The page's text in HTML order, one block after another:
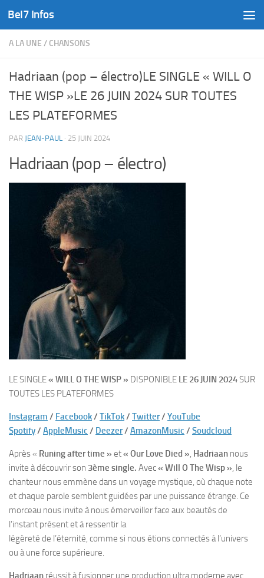
Skip to content
Bel7 Infos
A LA UNE / CHANSONS
Hadriaan (pop – électro)LE SINGLE « WILL O
THE WISP »LE 26 JUIN 2024 SUR TOUTES
LES PLATEFORMES
PAR JEAN-PAUL · 25 JUIN 2024
Hadriaan (pop – électro)
LE SINGLE« WILL O THE WISP » DISPONIBLE LE 26 JUIN 2024SUR
TOUTES LES PLATEFORMES
Instagram / Facebook/ TikTok/ Twitter/ YouTube
Spotify/ AppleMusic / Deezer/ AmazonMusic / Soudcloud
Après « Runing after time » et« Our Love Died », Hadriaan nous
invite à découvrir son 3ème single. Avec« Will O The Wisp », le
chanteur nous emmène dans un voyage mystique, où chaque note
et chaque parole semblent guidées par une puissance étrange. Ce
morceau nous invite à nous émerveiller face aux beautés de
l’instant présent et à ressentir la
légèreté de l’éternité, comme si nous étions connectés à l’univers
ou à une force supérieure.
Hadriaan réussit à fusionner une production ultra moderne avec